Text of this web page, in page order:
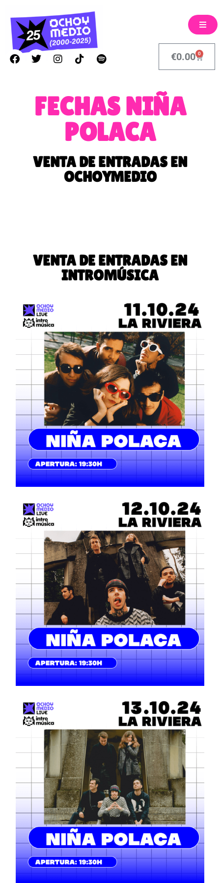
€0.00 0
FECHAS NIÑA
POLACA
VENTA DE ENTRADAS EN
OCHOYMEDIO
VENTA DE ENTRADAS EN
INTROMÚSICA